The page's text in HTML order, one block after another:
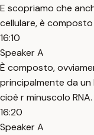
E scopriamo che
cellulare, è composto
16:10
Speaker A
È composto,
principalmente da un
cioè r minuscolo RNA.
16:20
Speaker A